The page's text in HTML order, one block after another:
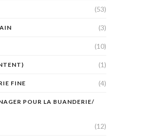
(53)
(3)
(10)
(1)
FINE (4)
POUR LA BUANDERIE/
(12)